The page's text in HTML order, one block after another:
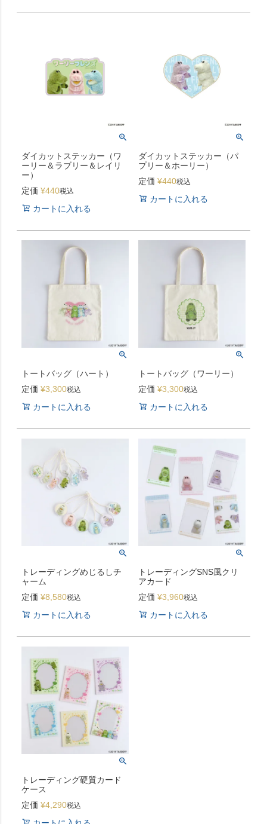
ダイカットステッカー（ワ
ーリー＆ラブリー＆レイリ
ー）
定価 ¥440税込
カートに入れる
ダイカットステッカー（パ
プリー＆ホーリー）
定価 ¥440税込
カートに入れる
トートバッグ（ハート）
定価 ¥3,300税込
カートに入れる
トートバッグ（ワーリー）
定価 ¥3,300税込
カートに入れる
トレーディングめじるしチ
ャーム
定価 ¥8,580税込
カートに入れる
トレーディングSNS風クリ
アカード
定価 ¥3,960税込
カートに入れる
トレーディング硬質カード
ケース
定価 ¥4,290税込